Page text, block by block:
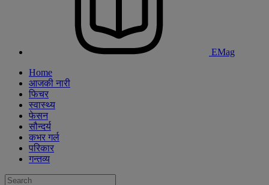
EMag
Home
आजकी नारी
फिचर
स्वास्थ्य
फेसन
सौन्दर्य
कभर गर्ल
परिकार
गन्तव्य